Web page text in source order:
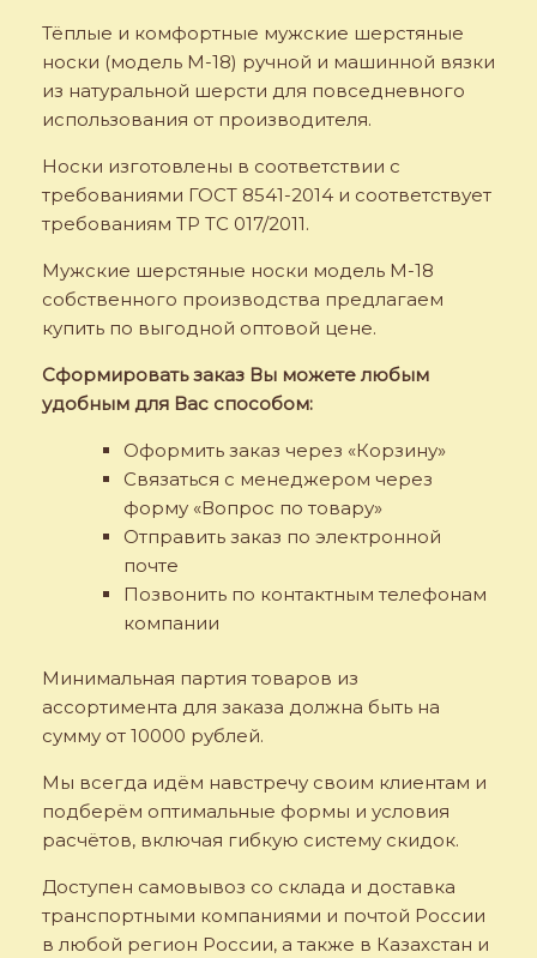
Тёплые и комфортные мужские шерстяные
носки (модель M-18) ручной и машинной вязки
из натуральной шерсти для повседневного
использования от производителя.
Носки изготовлены в соответствии с
требованиями ГОСТ 8541-2014 и соответствует
требованиям ТР ТС 017/2011.
Мужские шерстяные носки модель M-18
собственного производства предлагаем
купить по выгодной оптовой цене.
Сформировать заказ Вы можете любым
удобным для Вас способом:
Оформить заказ через «Корзину»
Связаться с менеджером через
форму «Вопрос по товару»
Отправить заказ по электронной
почте
Позвонить по контактным телефонам
компании
Минимальная партия товаров из
ассортимента для заказа должна быть на
сумму от 10000 рублей.
Мы всегда идём навстречу своим клиентам и
подберём оптимальные формы и условия
расчётов, включая гибкую систему скидок.
Доступен самовывоз со склада и доставка
транспортными компаниями и почтой России
в любой регион России, а также в Казахстан и